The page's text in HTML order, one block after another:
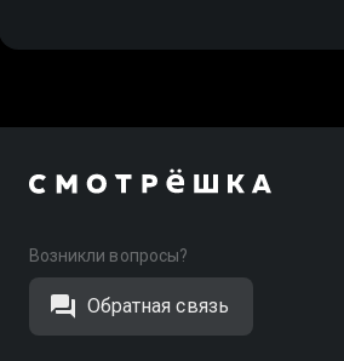
Возникли вопросы?
Обратная связь